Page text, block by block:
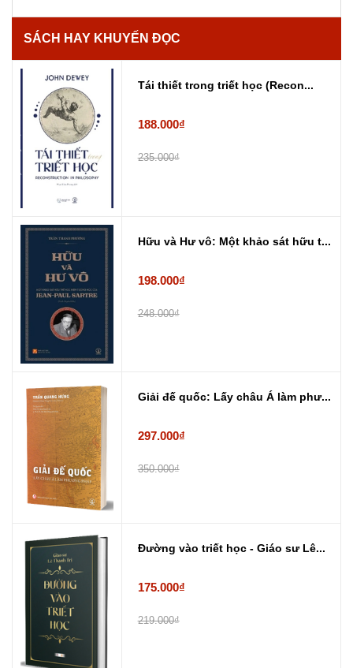
SÁCH HAY KHUYẾN ĐỌC
Tái thiết trong triết học (Recon...
188.000₫
235.000₫
Hữu và Hư vô: Một khảo sát hữu t...
198.000₫
248.000₫
Giải đế quốc: Lấy châu Á làm phư...
297.000₫
350.000₫
Đường vào triết học - Giáo sư Lê...
175.000₫
219.000₫